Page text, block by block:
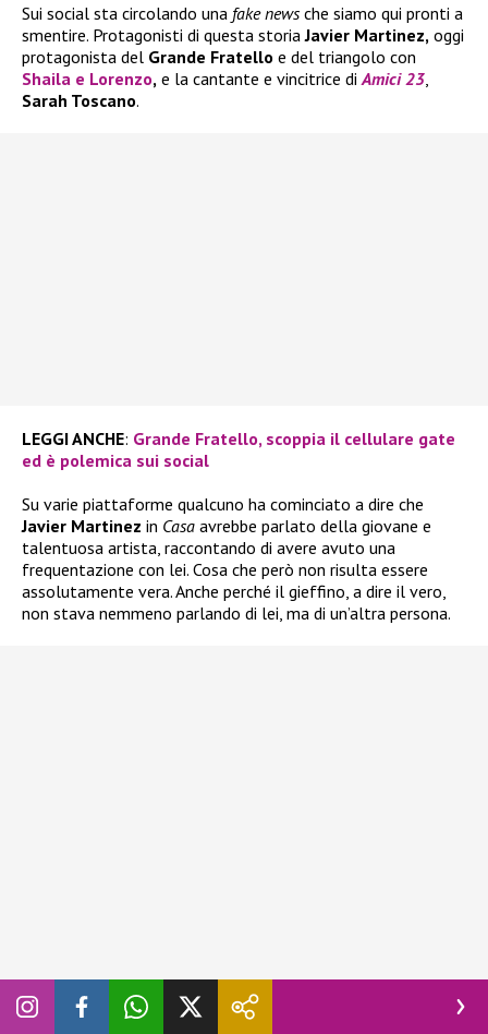
Sui social sta circolando una fake newsche siamo qui pronti a
smentire. Protagonisti di questa storiaJavier Martinez, oggi
protagonista del Grande Fratello e del triangolo con
Shaila e Lorenzo, e la cantante e vincitrice di Amici 23
Sarah Toscano.
LEGGI ANCHE: Grande Fratello, scoppia il cellulare gate
ed è polemica sui social
Su varie piattaforme qualcuno ha cominciato a dire che
Javier Martinez in Casa avrebbe parlato della giovane e
talentuosa artista, raccontando di avere avuto una
frequentazione con lei. Cosa che però non risulta essere
assolutamente vera. Anche perché il gieffino, a dire il vero,
non stava nemmeno parlando di lei, ma di un’altra persona.